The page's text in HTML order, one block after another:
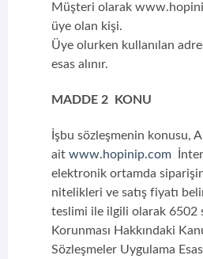
Müşteri olarak
üye olan kişi.
Üye olurken kullanılan
esas alınır.
MADDE 2 KONU
İşbu sözleşmenin konusu,
ait www.hopinip.com
elektronik ortamda siparişini
nitelikleri ve satış fiyatı
teslimi ile ilgili olarak 6502
Korunması Hakkındaki
Sözleşmeler Uygulama